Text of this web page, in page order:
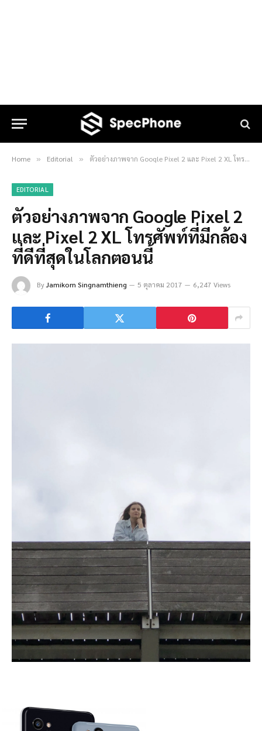
Home » Editorial » ตัวอย่างภาพจาก Google Pixel 2 และ Pixel 2 XL โทรศัพท์ที่มีกล้องที่ดีที่สุดในโลกตอนนี้
EDITORIAL
ตัวอย่างภาพจาก Google Pixel 2
และ Pixel 2 XL โทรศัพท์ที่มีกล้อง
ที่ดีที่สุดในโลกตอนนี้
ByJamikorn Singnamthieng 5 ตุลาคม 2017 6,247 Views